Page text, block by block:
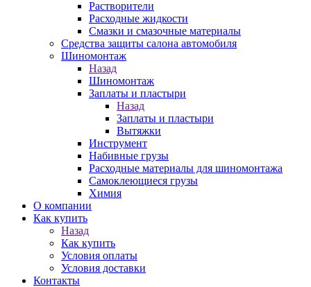
Растворители
Расходные жидкости
Смазки и смазочные материалы
Средства защиты салона автомобиля
Шиномонтаж
Назад
Шиномонтаж
Заплаты и пластыри
Назад
Заплаты и пластыри
Вытяжки
Инструмент
Набивные грузы
Расходные материалы для шиномонтажа
Самоклеющиеся грузы
Химия
О компании
Как купить
Назад
Как купить
Условия оплаты
Условия доставки
Контакты